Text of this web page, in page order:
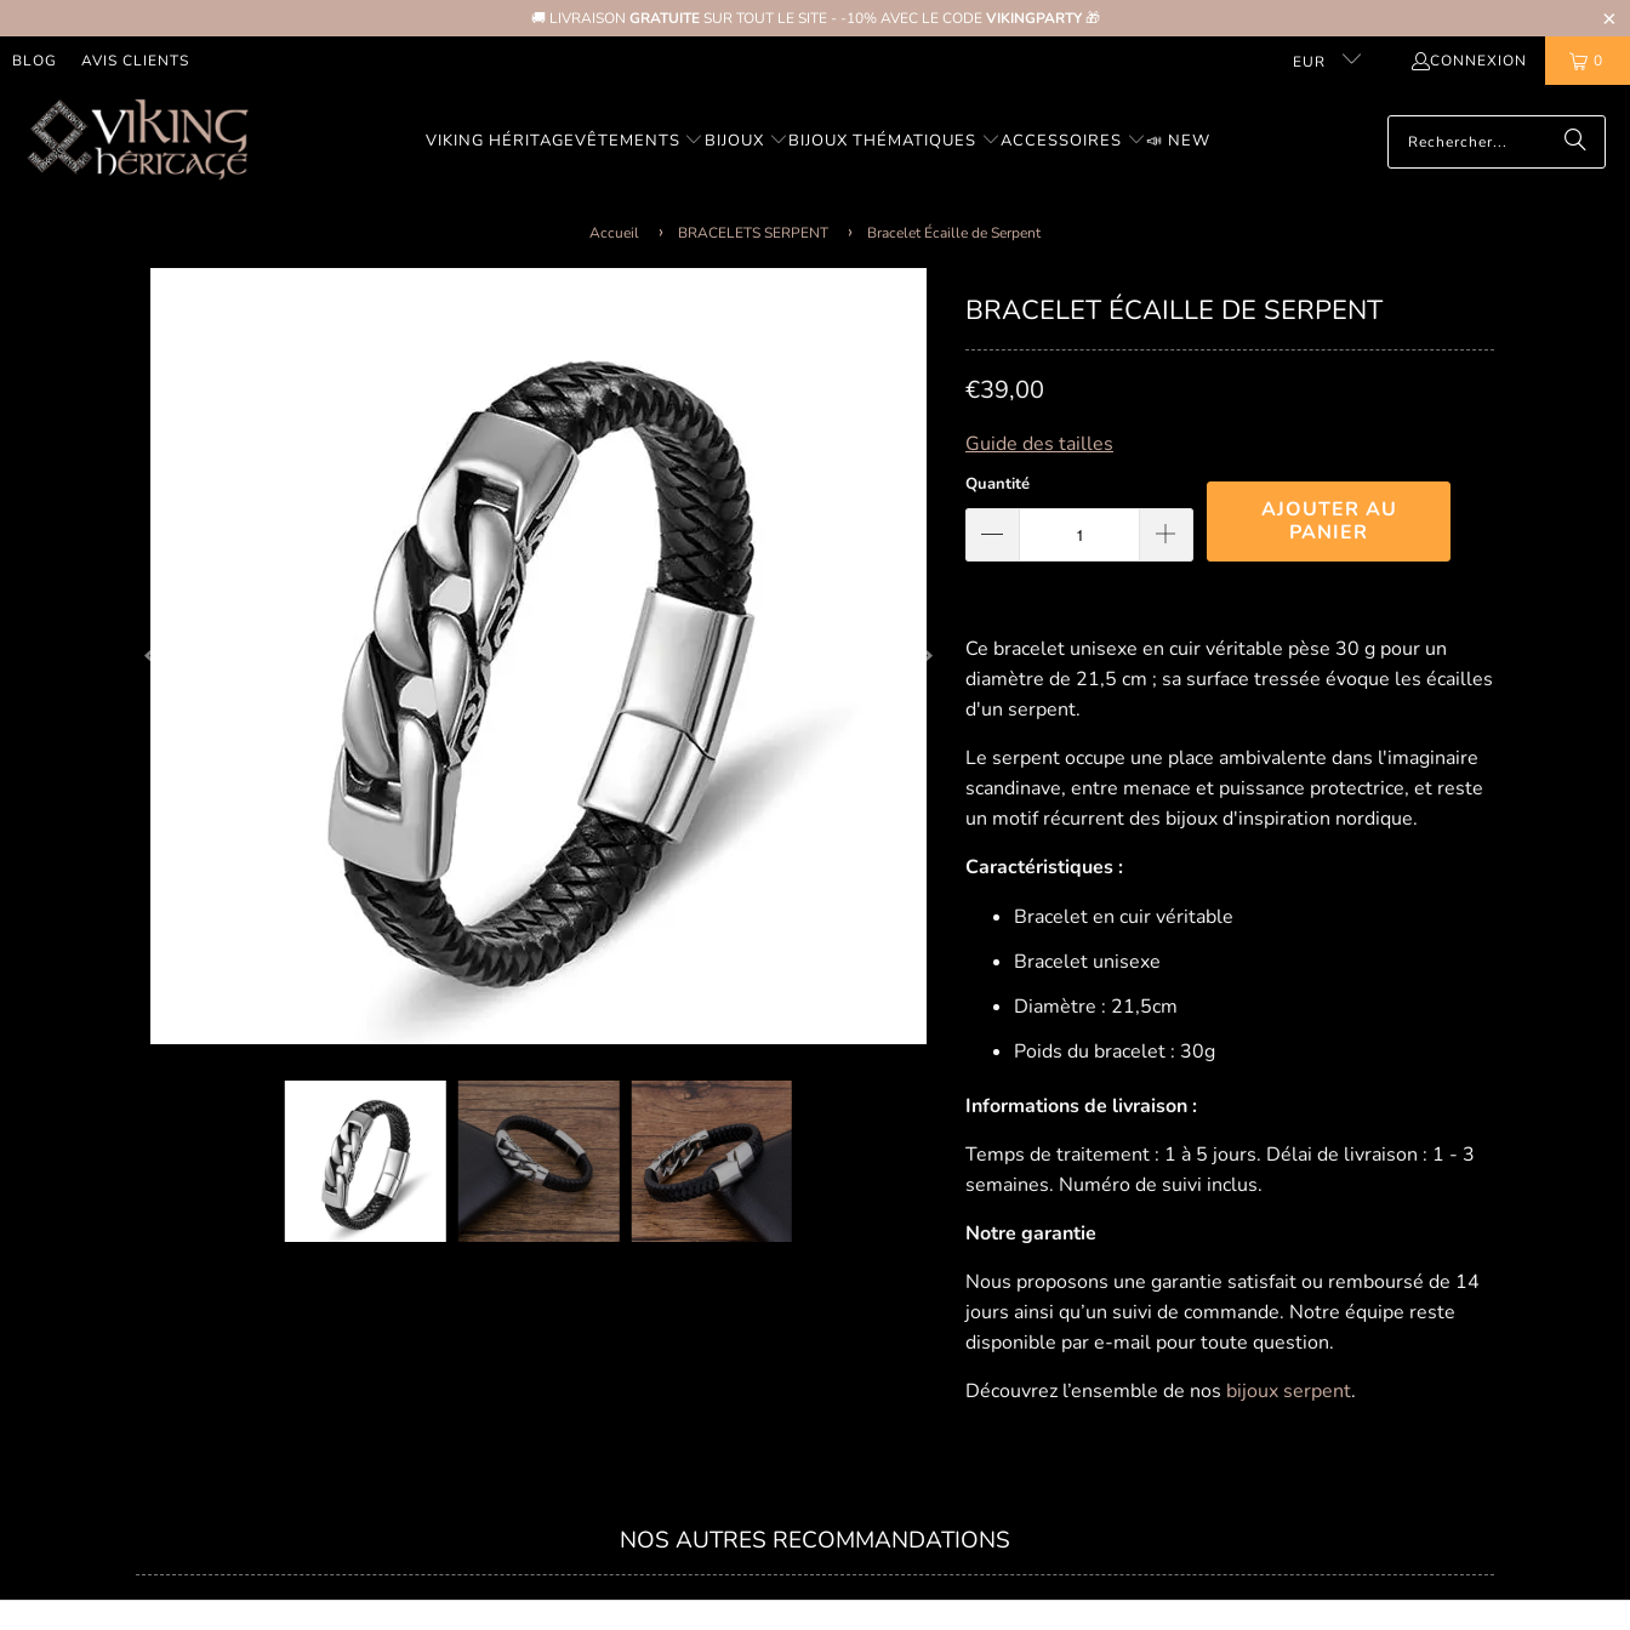
🚚 LIVRAISON GRATUITE SUR TOUT LE SITE - -10% AVEC LE CODEVIKINGPARTY🎁
BLOG AVIS CLIENTS EUR CONNEXION 0
VIKING HÉRITAGEVÊTEMENTS BIJOUX BIJOUX THÉMATIQUES ACCESSOIRES 📣 NEW
Accueil BRACELETS SERPENT Bracelet Écaille de Serpent
BRACELET ÉCAILLE DE SERPENT
€39,00
Guide des tailles
Quantité
AJOUTER AU
PANIER
Ce bracelet unisexe en cuir véritable pèse 30 g pour un
diamètre de 21,5 cm ; sa surface tressée évoque les écailles
d'un serpent.
Le serpent occupe une place ambivalente dans l'imaginaire
scandinave, entre menace et puissance protectrice, et reste
un motif récurrent des bijoux d'inspiration nordique.
Caractéristiques :
Bracelet en cuir véritable
Bracelet unisexe
Diamètre : 21,5cm
Poids du bracelet : 30g
Informations de livraison :
Temps de traitement : 1 à 5 jours. Délai de livraison : 1 - 3
semaines. Numéro de suivi inclus.
Notre garantie
Nous proposons une garantie satisfait ou remboursé de 14
jours ainsi qu’un suivi de commande. Notre équipe reste
disponible par e-mail pour toute question.
Découvrez l’ensemble de nos bijoux serpent.
NOS AUTRES RECOMMANDATIONS